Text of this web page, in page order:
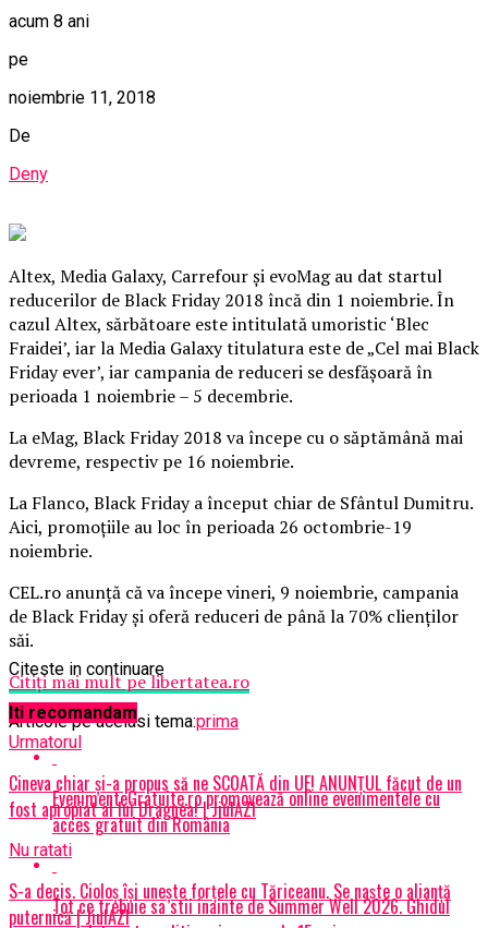
acum 8 ani
pe
noiembrie 11, 2018
De
Deny
Altex, Media Galaxy, Carrefour şi evoMag au dat startul
reducerilor de Black Friday 2018 încă din 1 noiembrie. În
cazul Altex, sărbătoare este intitulată umoristic ‘Blec
Fraidei’, iar la Media Galaxy titulatura este de „Cel mai Black
Friday ever’, iar campania de reduceri se desfăşoară în
perioada 1 noiembrie – 5 decembrie.
La eMag, Black Friday 2018 va începe cu o săptămână mai
devreme, respectiv pe 16 noiembrie.
La Flanco, Black Friday a început chiar de Sfântul Dumitru.
Aici, promoţiile au loc în perioada 26 octombrie-19
noiembrie.
CEL.ro anunţă că va începe vineri, 9 noiembrie, campania
de Black Friday şi oferă reduceri de până la 70% clienţilor
săi.
Citiţi mai mult pe libertatea.ro
Articole pe aceiasi tema:prima
Urmatorul
Cineva chiar şi-a propus să ne SCOATĂ din UE! ANUNȚUL făcut de un
fost apropiat al lui Dragnea! | JiulAZI
Nu ratati
S-a decis. Cioloș își unește forțele cu Tăriceanu. Se naște o alianță
puternică | JiulAZI
Citeste in continuare
Iti recomandam
EvenimenteGratuite.ro promovează online evenimentele cu
acces gratuit din România
Tot ce trebuie sa stii inainte de Summer Well 2026. Ghidul